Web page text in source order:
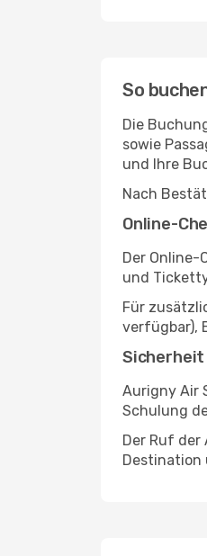
So
Die
sowie
und Ihre
Nach
Online-
Der Online-
und
Für
verfügbar),
Sicherheit
Aurigny Air
Schulung
Der Ruf
Destination